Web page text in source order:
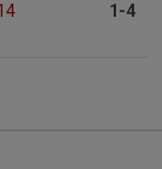
1-4